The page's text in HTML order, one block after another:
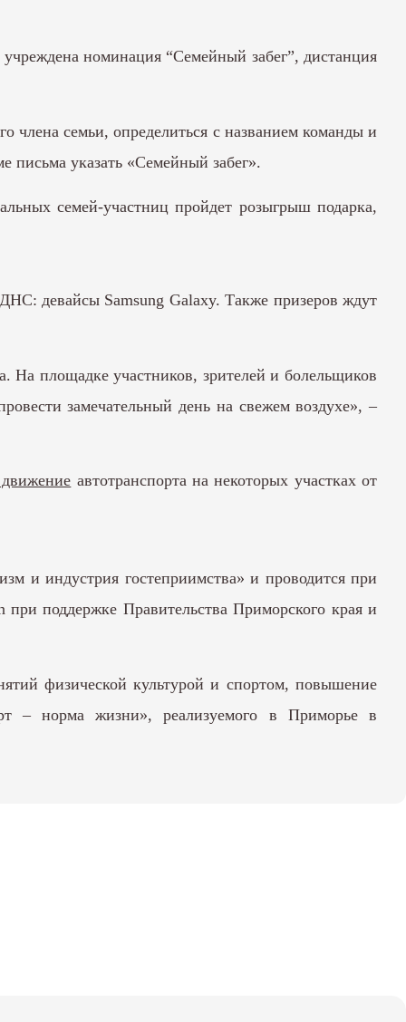
номинация “Семейный забег”, дистанция
члена семьи, определиться с названием команды и
письма указать «Семейный забег».
семей-участниц пройдет розыгрыш подарка,
девайсы Samsung Galaxy. Также призеров ждут
На площадке участников, зрителей и болельщиков
замечательный день на свежем воздухе», –
автотранспорта на некоторых участках от
и индустрия гостеприимства» и проводится при
поддержке Правительства Приморского края и
физической культурой и спортом, повышение
– норма жизни», реализуемого в Приморье в